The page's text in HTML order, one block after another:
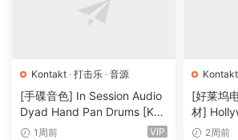
Kontakt · 打击乐 · 音源
[手碟音色] In Session Audio
Dyad Hand Pan Drums [KO
NTAKT]（4.33GB）
1周前 VIP
Kontakt
特殊·
[好莱坞
材]
2周前